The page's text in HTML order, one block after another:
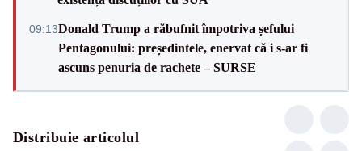
09:13Donald Trump a răbufnit împotriva șefului
Pentagonului: președintele, enervat că i s-ar fi
ascuns penuria de rachete – SURSE
Distribuie articolul